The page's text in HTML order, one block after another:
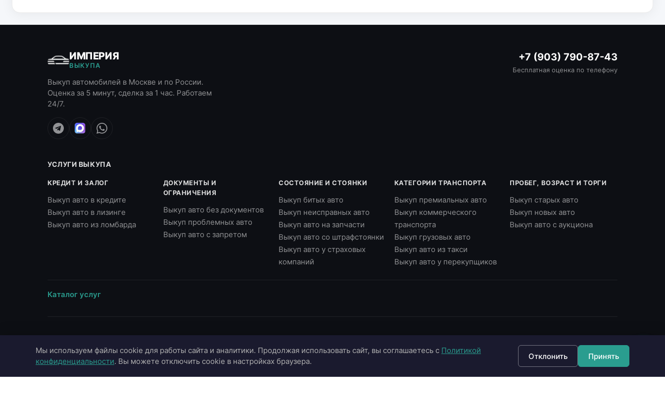
ИМПЕРИЯ
ВЫКУПА
Выкуп автомобилей в Москве и по России.
Оценка за 5 минут, сделка за 1 час. Работаем
24/7.
+7 (903) 790-87-43
Бесплатная оценка по телефону
УСЛУГИ ВЫКУПА
КРЕДИТ И ЗАЛОГ
Выкуп авто в кредите
Выкуп авто в лизинге
Выкуп авто из ломбарда
ДОКУМЕНТЫ И
ОГРАНИЧЕНИЯ
Выкуп авто без документов
Выкуп проблемных авто
Выкуп авто с запретом
СОСТОЯНИЕ И СТОЯНКИ
Выкуп битых авто
Выкуп неисправных авто
Выкуп авто на запчасти
Выкуп авто со штрафстоянки
Выкуп авто у страховых
компаний
КАТЕГОРИИ ТРАНСПОРТА
Выкуп премиальных авто
Выкуп коммерческого
транспорта
Выкуп грузовых авто
Выкуп авто из такси
Выкуп авто у перекупщиков
ПРОБЕГ, ВОЗРАСТ И ТОРГИ
Выкуп старых авто
Выкуп новых авто
Выкуп авто с аукциона
Каталог услуг
Москва
Московская область
Toyota
О компании
Портфолио
Страхование ОСАГО
+7 (495) 790-87-43
+7 (903) 790-87-43
Мы используем файлы cookie для работы сайта и аналитики. Продолжая использовать сайт, вы соглашаетесь с Политикой
конфиденциальности. Вы можете отключить cookie в настройках браузера.
Отклонить Принять